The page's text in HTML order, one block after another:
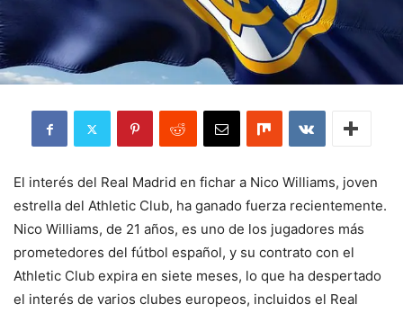
El interés del Real Madrid en fichar a Nico Williams, joven
estrella del Athletic Club, ha ganado fuerza recientemente.
Nico Williams, de 21 años, es uno de los jugadores más
prometedores del fútbol español, y su contrato con el
Athletic Club expira en siete meses, lo que ha despertado
el interés de varios clubes europeos, incluidos el Real